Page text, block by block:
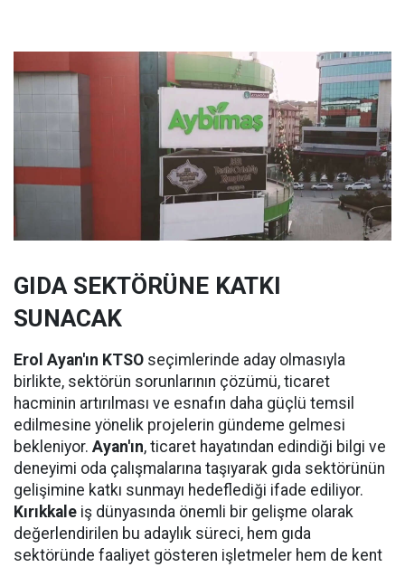
GIDA SEKTÖRÜNE KATKI
SUNACAK
Erol Ayan'ın KTSO seçimlerinde aday olmasıyla
birlikte, sektörün sorunlarının çözümü, ticaret
hacminin artırılması ve esnafın daha güçlü temsil
edilmesine yönelik projelerin gündeme gelmesi
bekleniyor. Ayan'ın, ticaret hayatından edindiği bilgi ve
deneyimi oda çalışmalarına taşıyarak gıda sektörünün
gelişimine katkı sunmayı hedeflediği ifade ediliyor.
Kırıkkale iş dünyasında önemli bir gelişme olarak
değerlendirilen bu adaylık süreci, hem gıda
sektöründe faaliyet gösteren işletmeler hem de kent